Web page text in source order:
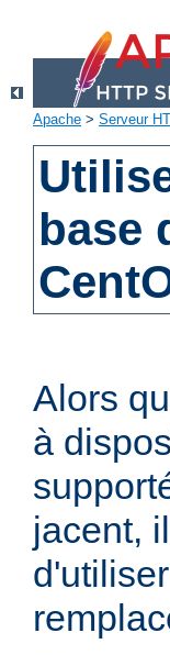
Apache > Serveur
base
Alors
à
jacent,